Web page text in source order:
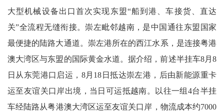
大型机械设备出口首次实现东盟“船到港、车接货、直达
关”全流程无缝衔接。崇左毗邻越南，是中国通往东盟国家
最便捷的陆路大通道。崇左港所在的西江水系，是连接粤港
澳大湾区与东盟的国际黄金水道。据介绍，前述半挂车8月8
日从东莞港口启运，8月18日抵达崇左港，后由新能源重卡
运至友谊关口岸出境，当日可运抵越南。以往一组4台半挂
车经陆路从粤港澳大湾区运至友谊关口岸，物流成本约7000